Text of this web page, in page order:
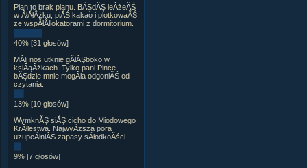
Plan to brak planu. BĂŞdĂŞ leÂżeĂŚ
w ÂłĂłÂżku, piĂŚ kakao i plotkowaĂŚ
ze wspĂłÂłlokatorami z dormitorium.
40% [31 głosów]
MĂłj nos utknie gÂłĂŞboko w
ksiÂąÂżkach. Tylko pani Pince
bĂŞdzie mnie mogÂła odgoniĂŚ od
czytania.
13% [10 głosów]
WymknĂŞ siĂŞ cicho do Miodowego
KrĂłlestwa. NajwyÂższa pora
uzupeÂłniĂŚ zapasy sÂłodkoÂści.
9% [7 głosów]